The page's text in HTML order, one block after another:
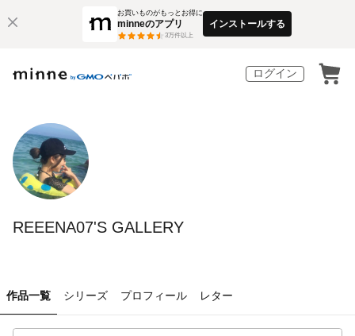
お買いものがもっとお得に
minneのアプリ
3万件以上
インストールする
ログイン
REEENA07'S GALLERY
作品一覧 シリーズ プロフィール レター